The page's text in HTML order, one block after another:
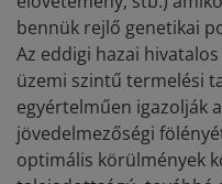
bennük rejlő genetikai
Az eddigi hazai
üzemi szintű termelési
egyértelműen igazolják
jövedelmezőségi
optimális körülmények